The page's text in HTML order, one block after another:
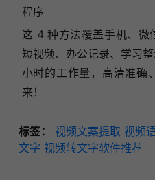
程序
这 4 种方法覆盖手机、微
短视频、办公记录、学习
小时的工作量，高清准确
来！
标签： 视频文案提取 视频
文字 视频转文字软件推荐